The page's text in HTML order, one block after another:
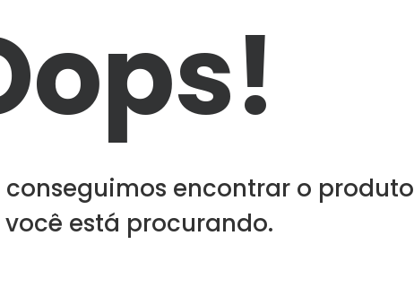
conseguimos encontrar o produto
está procurando.